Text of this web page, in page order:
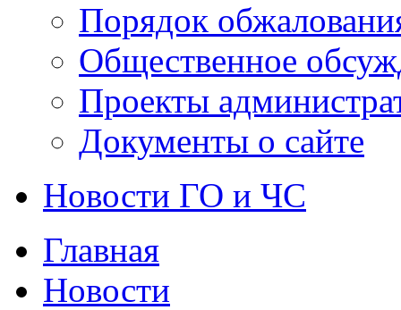
Порядок
Общественное
Проекты
Документы о сайте
Новости ГО и ЧС
Главная
Новости